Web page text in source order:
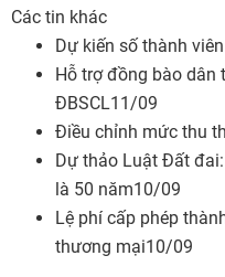
Các tin khác
Dự kiến số thành
Hỗ trợ đồng bào dân
ĐBSCL11/09
Điều chỉnh mức thu
Dự thảo Luật Đất
là 50 năm10/09
Lệ phí cấp phép
thương mại10/09